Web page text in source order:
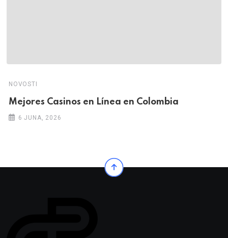
NOVOSTI
Mejores Casinos en Línea en Colombia
6 JUNA, 2026